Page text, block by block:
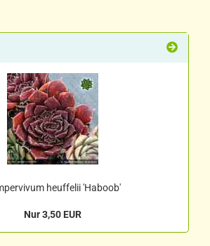
heuffelii 'Haboob'
Nur 3,50 EUR